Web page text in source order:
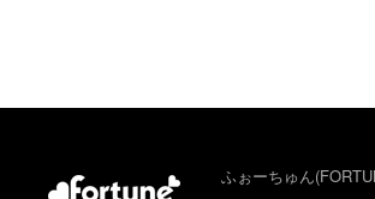
ふぉーちゅん